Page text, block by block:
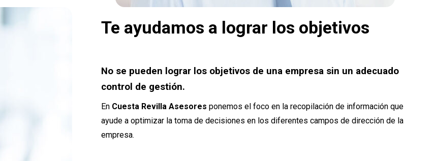
Te ayudamos a lograr los objetivos
No se pueden lograr los objetivos de una empresa sin un adecuado
control de gestión.
En Cuesta Revilla Asesores ponemos el foco en la recopilación de información que
ayude a optimizar la toma de decisiones en los diferentes campos de dirección de la
empresa.